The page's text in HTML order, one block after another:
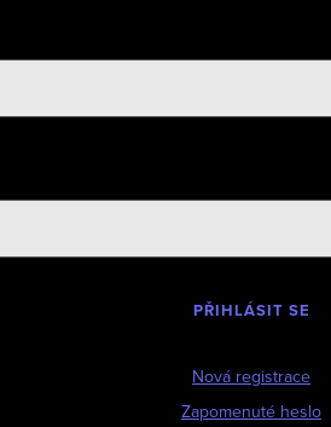
PŘIHLÁSIT SE
Nová registrace
Zapomenuté heslo